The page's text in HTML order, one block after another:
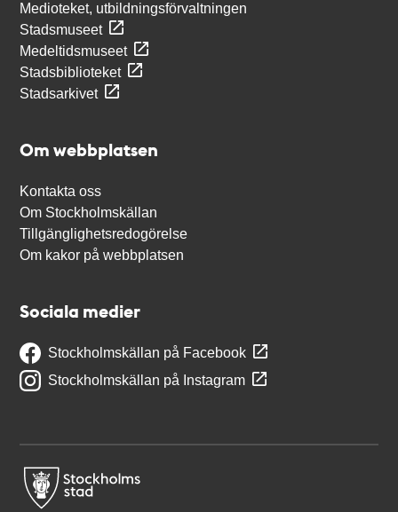
Medioteket, utbildningsförvaltningen
Stadsmuseet
Medeltidsmuseet
Stadsbiblioteket
Stadsarkivet
Om webbplatsen
Kontakta oss
Om Stockholmskällan
Tillgänglighetsredogörelse
Om kakor på webbplatsen
Sociala medier
Stockholmskällan på Facebook
Stockholmskällan på Instagram